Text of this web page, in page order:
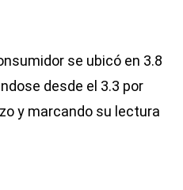
se ubicó en 3.8
desde el 3.3 por
y marcando su lectura